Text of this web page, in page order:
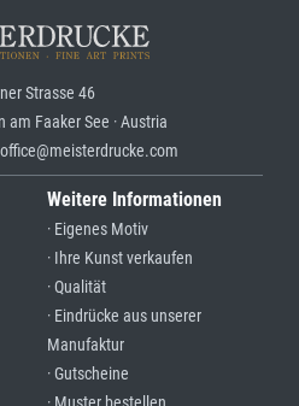
Strasse 46
am Faaker See · Austria
Weitere Informationen
· Eigenes Motiv
· Ihre Kunst verkaufen
· Qualität
· Eindrücke aus unserer
Manufaktur
· Gutscheine